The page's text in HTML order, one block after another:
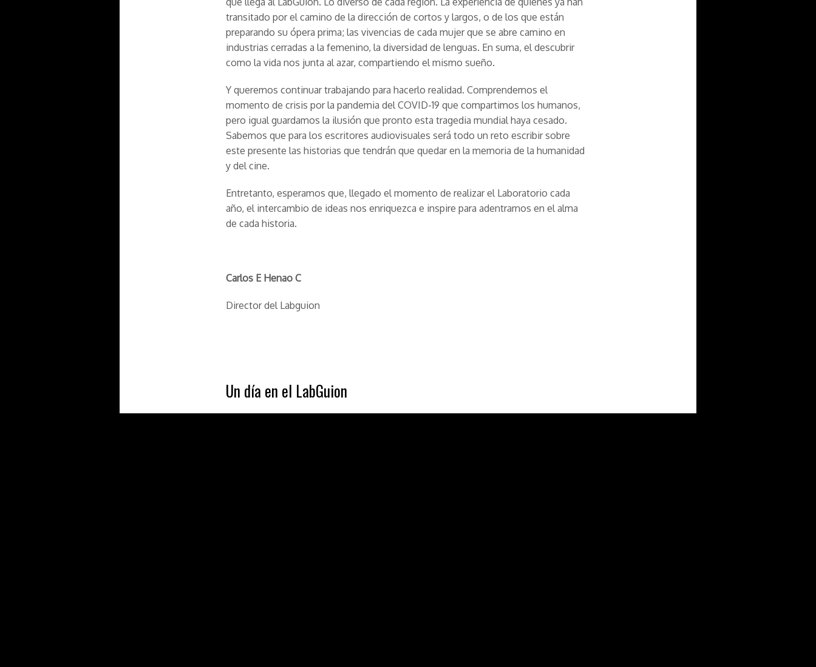
transitado por el camino de la dirección de cortos y largos, o de los que están
preparando su ópera prima; las vivencias de cada mujer que se abre camino en
industrias cerradas a la femenino, la diversidad de lenguas. En suma, el descubrir
como la vida nos junta al azar, compartiendo el mismo sueño.
Y queremos continuar trabajando para hacerlo realidad. Comprendemos el
momento de crisis por la pandemia del COVID-19 que compartimos los humanos,
pero igual guardamos la ilusión que pronto esta tragedia mundial haya cesado.
Sabemos que para los escritores audiovisuales será todo un reto escribir sobre
este presente las historias que tendrán que quedar en la memoria de la humanidad
y del cine.
Entretanto, esperamos que, llegado el momento de realizar el Laboratorio cada
año, el intercambio de ideas nos enriquezca e inspire para adentrarnos en el alma
de cada historia.
Carlos E Henao C
Director del Labguion
Un día en el LabGuion